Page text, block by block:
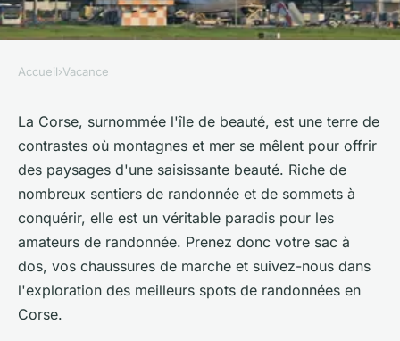
Où participer à une expédition
de randonnées dans les
montagnes de Corse, France?
Capucine•10 juillet 2024•5 min de lecture
Accueil›Vacance
La Corse, surnommée l'île de beauté, est une terre de
contrastes où montagnes et mer se mêlent pour offrir
des paysages d'une saisissante beauté. Riche de
nombreux sentiers de randonnée et de sommets à
conquérir, elle est un véritable paradis pour les
amateurs de randonnée. Prenez donc votre sac à
dos, vos chaussures de marche et suivez-nous dans
l'exploration des meilleurs spots de randonnées en
Corse.